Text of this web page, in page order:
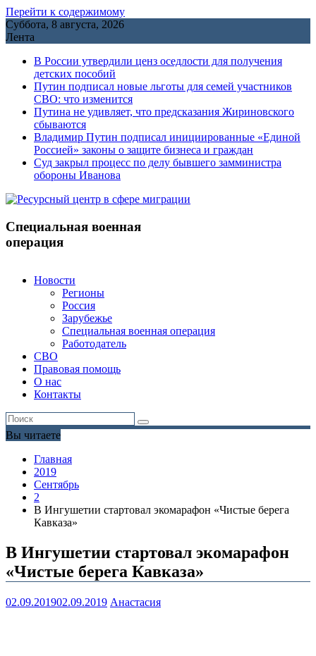
Перейти к содержимому
Суббота, 8 августа, 2026
Лента
В России утвердили ценз оседлости для получения
детских пособий
Путин подписал новые льготы для семей участников
СВО: что изменится
Путина не удивляет, что предсказания Жириновского
сбываются
Владимир Путин подписал инициированные «Единой
Россией» законы о защите бизнеса и граждан
Cуд закрыл процесс по делу бывшего замминистра
обороны Иванова
Специальная военная
операция
Новости
Регионы
Россия
Зарубежье
Специальная военная операция
Работодатель
СВО
Правовая помощь
О нас
Контакты
Вы читаете
Главная
2019
Сентябрь
2
В Ингушетии стартовал экомарафон «Чистые берега
Кавказа»
В Ингушетии стартовал экомарафон
«Чистые берега Кавказа»
02.09.201902.09.2019 Анастасия